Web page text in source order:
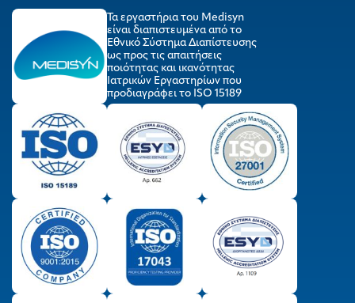
Τα εργαστήρια του Medisyn
είναι διαπιστευμένα από το
Εθνικό Σύστημα Διαπίστευσης
ως προς τις απαιτήσεις
ποιότητας και ικανότητας
Ιατρικών Εργαστηρίων που
προδιαγράφει το ISO 15189